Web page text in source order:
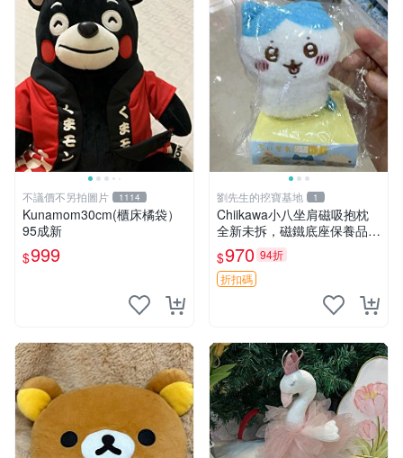
不議價不另拍圖片 1114
Kunamom30cm(櫃床橘袋）
95成新
$999
劉先生的挖寶基地 1
Chiikawa小八坐肩磁吸抱枕
全新未拆，磁鐵底座保養品專
用 磁鐵 磁吸 抱枕
$970 94折
折扣碼